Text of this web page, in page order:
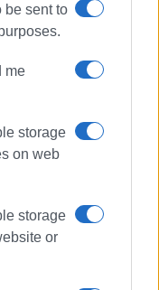
be sent to
me
storage
on web
storage
or
ενώ
του Corfu
Facebook